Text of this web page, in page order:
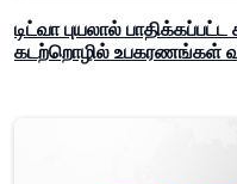
டிட்வா புயலால்
கடற்றொழில் உபகரணங்கள்